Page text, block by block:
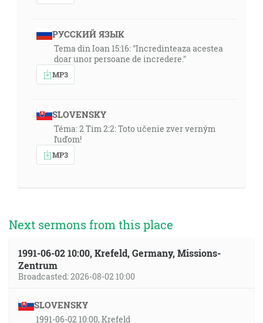
РУССКИЙ ЯЗЫК
Tema din Ioan 15:16: "Incredinteaza acestea
doar unor persoane de incredere."
MP3
SLOVENSKY
Téma: 2 Tim 2:2: Toto učenie zver verným
ľuďom!
MP3
Next sermons from this place
1991-06-02 10:00, Krefeld, Germany, Missions-
Zentrum
Broadcasted: 2026-08-02 10:00
SLOVENSKY
1991-06-02 10:00, Krefeld